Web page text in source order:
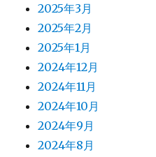
2025年3月
2025年2月
2025年1月
2024年12月
2024年11月
2024年10月
2024年9月
2024年8月